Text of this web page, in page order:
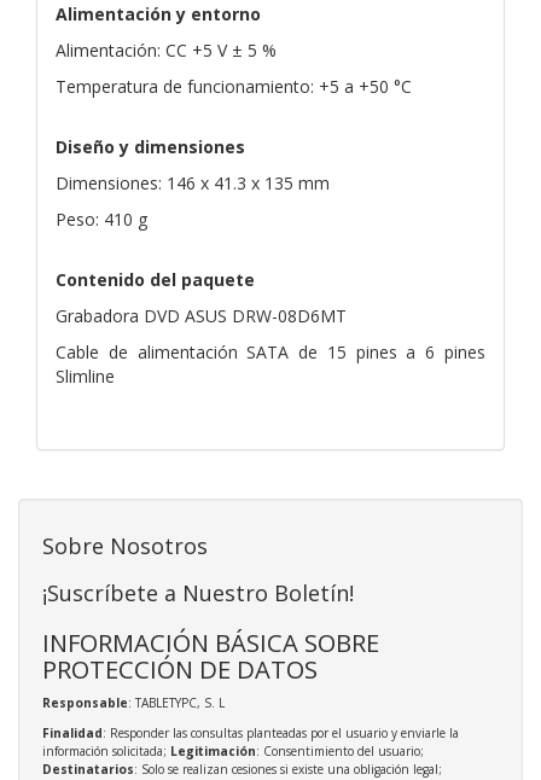
Alimentación y entorno
Alimentación: CC +5 V ± 5 %
Temperatura de funcionamiento: +5 a +50 °C
Diseño y dimensiones
Dimensiones: 146 x 41.3 x 135 mm
Peso: 410 g
Contenido del paquete
Grabadora DVD ASUS DRW-08D6MT
Cable de alimentación SATA de 15 pines a 6 pines
Slimline
Sobre Nosotros
¡Suscríbete a Nuestro Boletín!
INFORMACIÓN BÁSICA SOBRE
PROTECCIÓN DE DATOS
Responsable: TABLETYPC, S. L
Finalidad: Responder las consultas planteadas por el usuario y enviarle la
información solicitada; Legitimación: Consentimiento del usuario;
Destinatarios: Solo se realizan cesiones si existe una obligación legal;